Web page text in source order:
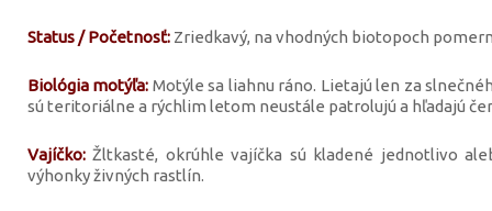
Status / Početnosť: Zriedkavý, na vhodných biotopoch
Biológia motýľa: Motýle sa liahnu ráno. Lietajú len za
sú teritoriálne a rýchlim letom neustále patrolujú a hľadajú
Vajíčko: Žltkasté, okrúhle vajíčka sú kladené jednotlivo
výhonky živných rastlín.